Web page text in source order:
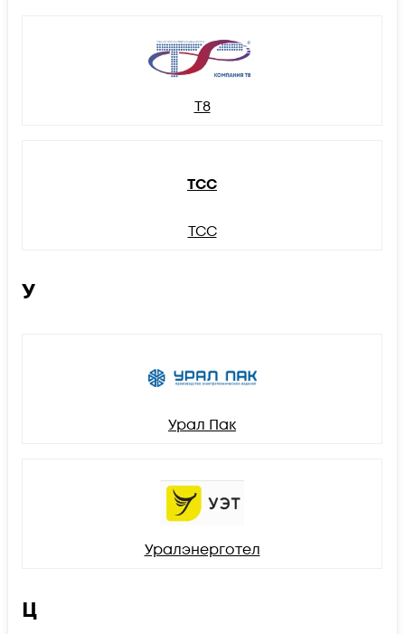
Т8
ТСС
ТСС
У
Урал Пак
Уралэнерготел
Ц